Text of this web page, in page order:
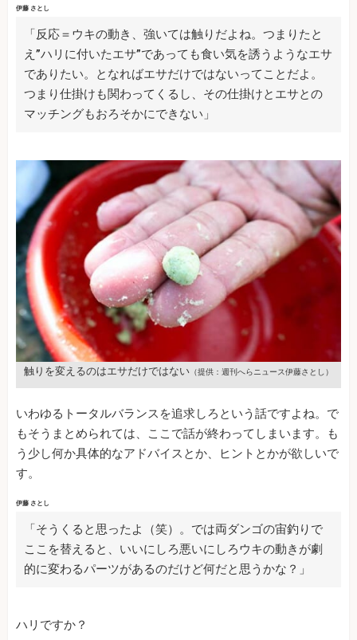
伊藤 さとし
「反応＝ウキの動き、強いては触りだよね。つまりたと
え”ハリに付いたエサ”であっても食い気を誘うようなエサ
でありたい。となればエサだけではないってことだよ。
つまり仕掛けも関わってくるし、その仕掛けとエサとの
マッチングもおろそかにできない」
触りを変えるのはエサだけではない （提供：週刊へらニュース伊藤さとし）
いわゆるトータルバランスを追求しろという話ですよね。で
もそうまとめられては、ここで話が終わってしまいます。も
う少し何か具体的なアドバイスとか、ヒントとかが欲しいで
す。
伊藤 さとし
「そうくると思ったよ（笑）。では両ダンゴの宙釣りで
ここを替えると、いいにしろ悪いにしろウキの動きが劇
的に変わるパーツがあるのだけど何だと思うかな？」
ハリですか？